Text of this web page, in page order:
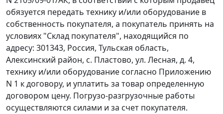
обязуется передать технику и/или оборудование в
собственность покупателя, а покупатель принять на
условиях "Склад покупателя", находящийся по
адресу: 301343, Россия, Тульская область,
Алексинский район, с. Пластово, ул. Лесная, д. 4,
технику и/или оборудование согласно Приложению
N 1 к договору, и уплатить за товар определенную
договором цену. Погрузо-разгрузочные работы
осуществляются силами и за счет покупателя.